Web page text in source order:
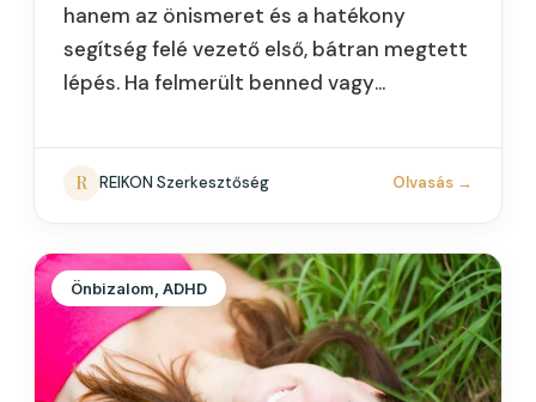
hanem az önismeret és a hatékony
segítség felé vezető első, bátran megtett
lépés. Ha felmerült benned vagy
megtudsz arról, hogyan zajlik…
R REIKON Szerkesztőség Olvasás →
Önbizalom, ADHD